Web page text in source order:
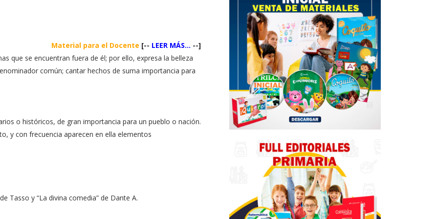
Material para el Docente [-- LEER MÁS... --]
que se encuentran fuera de él; por ello, expresa la belleza
común; cantar hechos de suma importancia para
o históricos, de gran importancia para un pueblo o nación.
y con frecuencia aparecen en ella elementos
Tasso y “La divina comedia” de Dante A.